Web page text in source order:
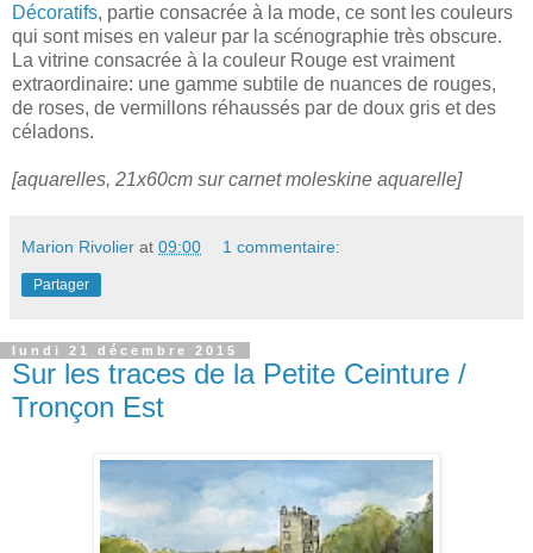
Décoratifs, partie consacrée à la mode, ce sont les couleurs
qui sont mises en valeur par la scénographie très obscure.
La vitrine consacrée à la couleur Rouge est vraiment
extraordinaire: une gamme subtile de nuances de rouges,
de roses, de vermillons réhaussés par de doux gris et des
céladons.
[aquarelles, 21x60cm sur carnet moleskine aquarelle]
Marion Rivolier at 09:00 1 commentaire:
Partager
lundi 21 décembre 2015
Sur les traces de la Petite Ceinture /
Tronçon Est